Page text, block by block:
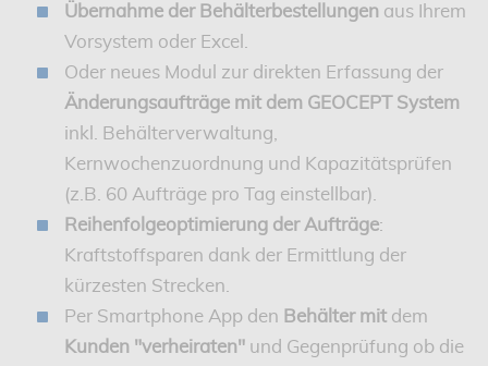
Übernahme der Behälterbestellungen aus Ihrem
Vorsystem oder Excel.
Oder neues Modul zur direkten Erfassung der
Änderungsaufträge mit dem GEOCEPT System
inkl. Behälterverwaltung,
Kernwochenzuordnung und Kapazitätsprüfen
(z.B. 60 Aufträge pro Tag einstellbar).
Reihenfolgeoptimierung der Aufträge:
Kraftstoffsparen dank der Ermittlung der
kürzesten Strecken.
Per Smartphone App den Behälter mitdem
Kunden "verheiraten" und Gegenprüfung ob die